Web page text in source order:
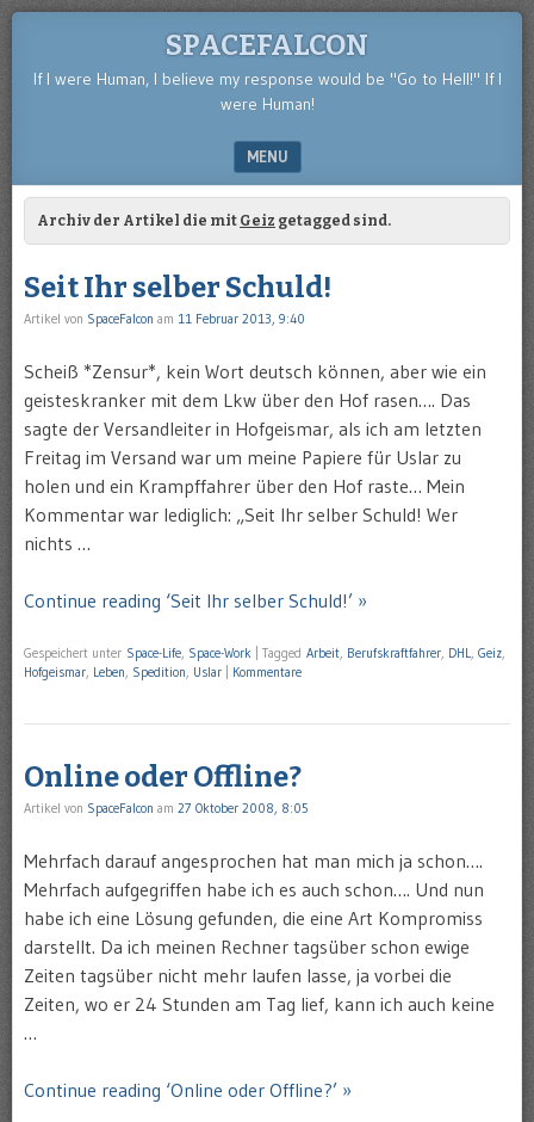
SPACEFALCON
If I were Human, I believe my response would be "Go to Hell!" If I
were Human!
MENU
SKIP TO CONTENT
Archiv der Artikel die mit Geiz getagged sind.
Seit Ihr selber Schuld!
Artikel von SpaceFalcon am 11 Februar 2013, 9:40
Scheiß *Zensur*, kein Wort deutsch können, aber wie ein
geisteskranker mit dem Lkw über den Hof rasen…. Das
sagte der Versandleiter in Hofgeismar, als ich am letzten
Freitag im Versand war um meine Papiere für Uslar zu
holen und ein Krampffahrer über den Hof raste… Mein
Kommentar war lediglich: „Seit Ihr selber Schuld! Wer
nichts …
Continue reading ‘Seit Ihr selber Schuld!’ »
Gespeichert unter Space-Life, Space-Work Tagged Arbeit, Berufskraftfahrer, DHL, Geiz,
Hofgeismar, Leben, Spedition, Uslar Kommentare
Online oder Offline?
Artikel von SpaceFalcon am 27 Oktober 2008, 8:05
Mehrfach darauf angesprochen hat man mich ja schon….
Mehrfach aufgegriffen habe ich es auch schon…. Und nun
habe ich eine Lösung gefunden, die eine Art Kompromiss
darstellt. Da ich meinen Rechner tagsüber schon ewige
Zeiten tagsüber nicht mehr laufen lasse, ja vorbei die
Zeiten, wo er 24 Stunden am Tag lief, kann ich auch keine
…
Continue reading ‘Online oder Offline?’ »